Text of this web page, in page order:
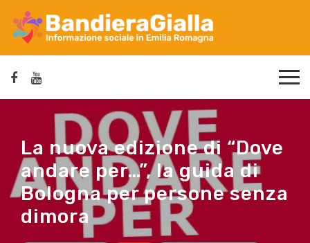
La nuova edizione di “Dove
andare per…”, la guida di
Bologna per persone senza
dimora